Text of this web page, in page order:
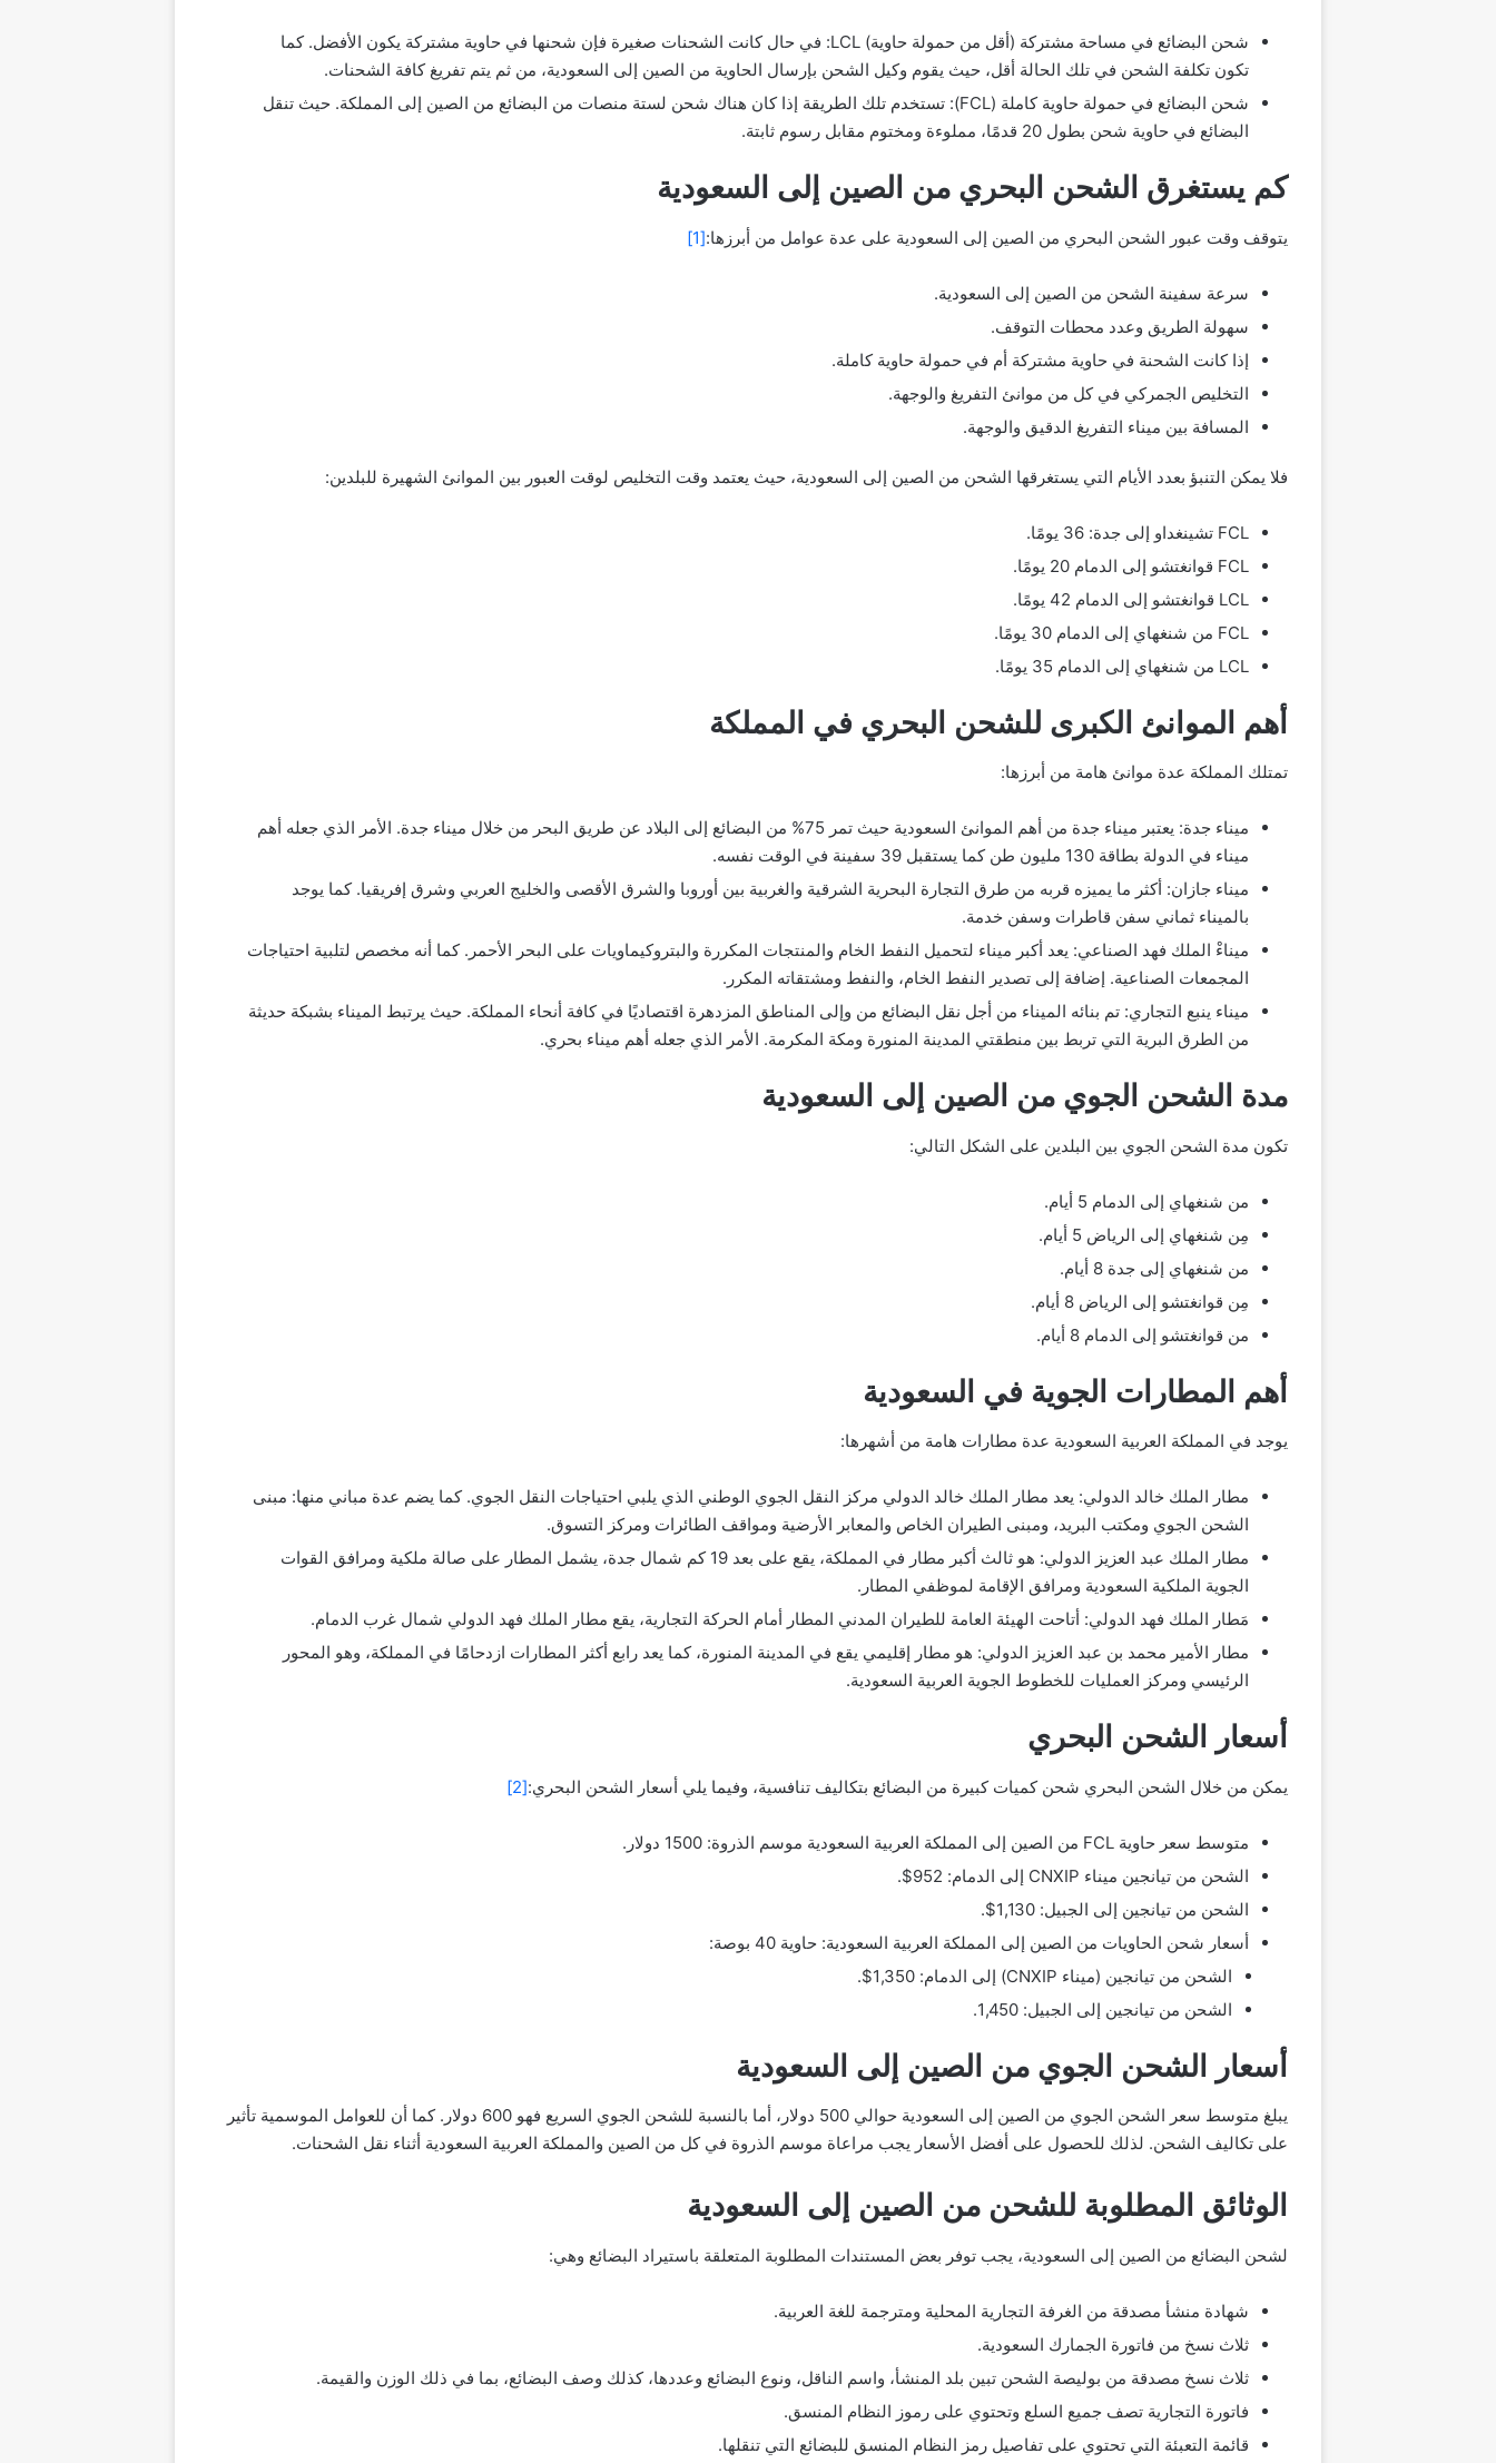
شحن البضائع في مساحة مشتركة (أقل من حمولة حاوية) LCL: في حال كانت الشحنات صغيرة فإن شحنها في حاوية مشتركة يكون الأفضل. كما
تكون تكلفة الشحن في تلك الحالة أقل، حيث يقوم وكيل الشحن بإرسال الحاوية من الصين إلى السعودية، من ثم يتم تفريغ كافة الشحنات.
شحن البضائع في حمولة حاوية كاملة (FCL): تستخدم تلك الطريقة إذا كان هناك شحن لستة منصات من البضائع من الصين إلى المملكة. حيث تنقل
البضائع في حاوية شحن بطول 20 قدمًا، مملوءة ومختوم مقابل رسوم ثابتة.
كم يستغرق الشحن البحري من الصين إلى السعودية
يتوقف وقت عبور الشحن البحري من الصين إلى السعودية على عدة عوامل من أبرزها:[1]
سرعة سفينة الشحن من الصين إلى السعودية.
سهولة الطريق وعدد محطات التوقف.
إذا كانت الشحنة في حاوية مشتركة أم في حمولة حاوية كاملة.
التخليص الجمركي في كل من موانئ التفريغ والوجهة.
المسافة بين ميناء التفريغ الدقيق والوجهة.
فلا يمكن التنبؤ بعدد الأيام التي يستغرقها الشحن من الصين إلى السعودية، حيث يعتمد وقت التخليص لوقت العبور بين الموانئ الشهيرة للبلدين:
FCL تشينغداو إلى جدة: 36 يومًا.
FCL قوانغتشو إلى الدمام 20 يومًا.
LCL قوانغتشو إلى الدمام 42 يومًا.
FCL من شنغهاي إلى الدمام 30 يومًا.
LCL من شنغهاي إلى الدمام 35 يومًا.
أهم الموانئ الكبرى للشحن البحري في المملكة
تمتلك المملكة عدة موانئ هامة من أبرزها:
ميناء جدة: يعتبر ميناء جدة من أهم الموانئ السعودية حيث تمر 75% من البضائع إلى البلاد عن طريق البحر من خلال ميناء جدة. الأمر الذي جعله أهم
ميناء في الدولة بطاقة 130 مليون طن كما يستقبل 39 سفينة في الوقت نفسه.
ميناء جازان: أكثر ما يميزه قربه من طرق التجارة البحرية الشرقية والغربية بين أوروبا والشرق الأقصى والخليج العربي وشرق إفريقيا. كما يوجد
بالميناء ثماني سفن قاطرات وسفن خدمة.
ميناءْ الملك فهد الصناعي: يعد أكبر ميناء لتحميل النفط الخام والمنتجات المكررة والبتروكيماويات على البحر الأحمر. كما أنه مخصص لتلبية احتياجات
المجمعات الصناعية. إضافة إلى تصدير النفط الخام، والنفط ومشتقاته المكرر.
ميناء ينبع التجاري: تم بنائه الميناء من أجل نقل البضائع من وإلى المناطق المزدهرة اقتصاديًا في كافة أنحاء المملكة. حيث يرتبط الميناء بشبكة حديثة
من الطرق البرية التي تربط بين منطقتي المدينة المنورة ومكة المكرمة. الأمر الذي جعله أهم ميناء بحري.
مدة الشحن الجوي من الصين إلى السعودية
تكون مدة الشحن الجوي بين البلدين على الشكل التالي:
من شنغهاي إلى الدمام 5 أيام.
مِن شنغهاي إلى الرياض 5 أيام.
من شنغهاي إلى جدة 8 أيام.
مِن قوانغتشو إلى الرياض 8 أيام.
من قوانغتشو إلى الدمام 8 أيام.
أهم المطارات الجوية في السعودية
يوجد في المملكة العربية السعودية عدة مطارات هامة من أشهرها:
مطار الملك خالد الدولي: يعد مطار الملك خالد الدولي مركز النقل الجوي الوطني الذي يلبي احتياجات النقل الجوي. كما يضم عدة مباني منها: مبنى
الشحن الجوي ومكتب البريد، ومبنى الطيران الخاص والمعابر الأرضية ومواقف الطائرات ومركز التسوق.
مطار الملك عبد العزيز الدولي: هو ثالث أكبر مطار في المملكة، يقع على بعد 19 كم شمال جدة، يشمل المطار على صالة ملكية ومرافق القوات
الجوية الملكية السعودية ومرافق الإقامة لموظفي المطار.
مَطار الملك فهد الدولي: أتاحت الهيئة العامة للطيران المدني المطار أمام الحركة التجارية، يقع مطار الملك فهد الدولي شمال غرب الدمام.
مطار الأمير محمد بن عبد العزيز الدولي: هو مطار إقليمي يقع في المدينة المنورة، كما يعد رابع أكثر المطارات ازدحامًا في المملكة، وهو المحور
الرئيسي ومركز العمليات للخطوط الجوية العربية السعودية.
أسعار الشحن البحري
يمكن من خلال الشحن البحري شحن كميات كبيرة من البضائع بتكاليف تنافسية، وفيما يلي أسعار الشحن البحري:[2]
متوسط ​​سعر حاوية FCL من الصين إلى المملكة العربية السعودية موسم الذروة: 1500 دولار.
الشحن من تيانجين ميناء CNXIP إلى الدمام: 952$.
الشحن من تيانجين إلى الجبيل: 1,130$.
أسعار شحن الحاويات من الصين إلى المملكة العربية السعودية: حاوية 40 بوصة:
الشحن من تيانجين (ميناء CNXIP) إلى الدمام: 1,350$.
الشحن من تيانجين إلى الجبيل: 1,450.
أسعار الشحن الجوي من الصين إلى السعودية
يبلغ متوسط ​​سعر الشحن الجوي من الصين إلى السعودية حوالي 500 دولار، أما بالنسبة للشحن الجوي السريع فهو 600 دولار. كما أن للعوامل الموسمية تأثير
على تكاليف الشحن. لذلك للحصول على أفضل الأسعار يجب مراعاة موسم الذروة في كل من الصين والمملكة العربية السعودية أثناء نقل الشحنات.
الوثائق المطلوبة للشحن من الصين إلى السعودية
لشحن البضائع من الصين إلى السعودية، يجب توفر بعض المستندات المطلوبة المتعلقة باستيراد البضائع وهي:
شهادة منشأ مصدقة من الغرفة التجارية المحلية ومترجمة للغة العربية.
ثلاث نسخ من فاتورة الجمارك السعودية.
ثلاث نسخ مصدقة من بوليصة الشحن تبين بلد المنشأ، واسم الناقل، ونوع البضائع وعددها، كذلك وصف البضائع، بما في ذلك الوزن والقيمة.
فاتورة التجارية تصف جميع السلع وتحتوي على رموز النظام المنسق.
قائمة التعبئة التي تحتوي على تفاصيل رمز النظام المنسق للبضائع التي تنقلها.